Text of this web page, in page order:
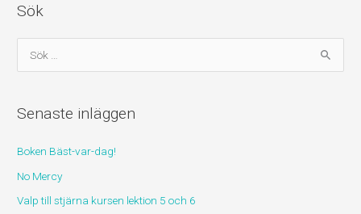
Sök
ö
e
t
e
r
Senaste inläggen
Boken Bäst-var-dag!
No Mercy
Valp till stjärna kursen lektion 5 och 6